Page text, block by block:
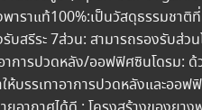
าราแท้100%:เป็นวัสดุธรรมชา
บสรีระ 7ส่วน: สามารถรองรับส่ว
การปวดหลัง/ออฟฟิศซินโดรม: ด้
ห้บรรเทาอาการปวดหลังและออฟ